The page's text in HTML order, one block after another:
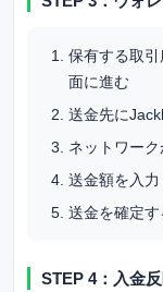
保有する取
面に進む
送金先に
ネットワー
送金額を入力
送金を確定す
STEP 4：入金